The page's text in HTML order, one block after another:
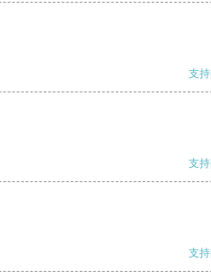
支持
支持
支持